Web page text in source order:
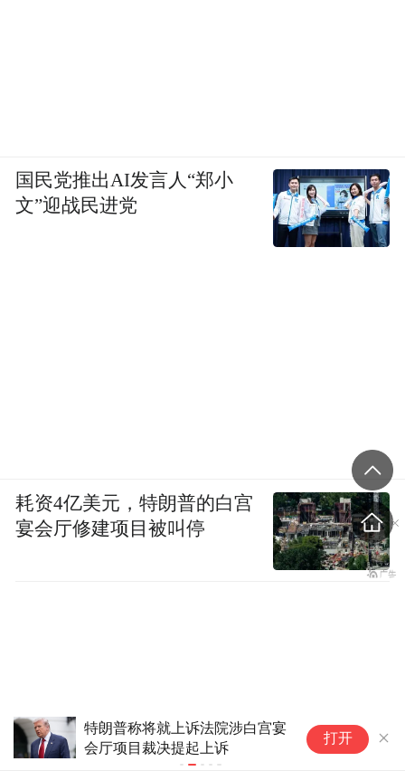
特朗普称将就上诉法院涉白宫宴
会厅项目裁决提起上诉
打开
国民党推出AI发言人“郑小
文”迎战民进党
耗资4亿美元，特朗普的白宫
宴会厅修建项目被叫停